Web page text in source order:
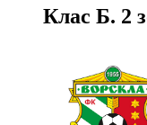
Клас Б. 2